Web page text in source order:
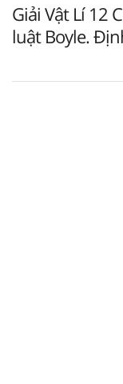
Giải Vật Lí 12
luật Boyle.